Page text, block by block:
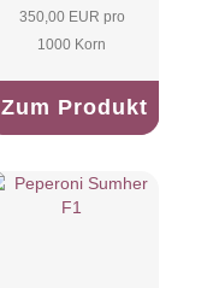
350,00 EUR pro
1000 Korn
Zum Produkt